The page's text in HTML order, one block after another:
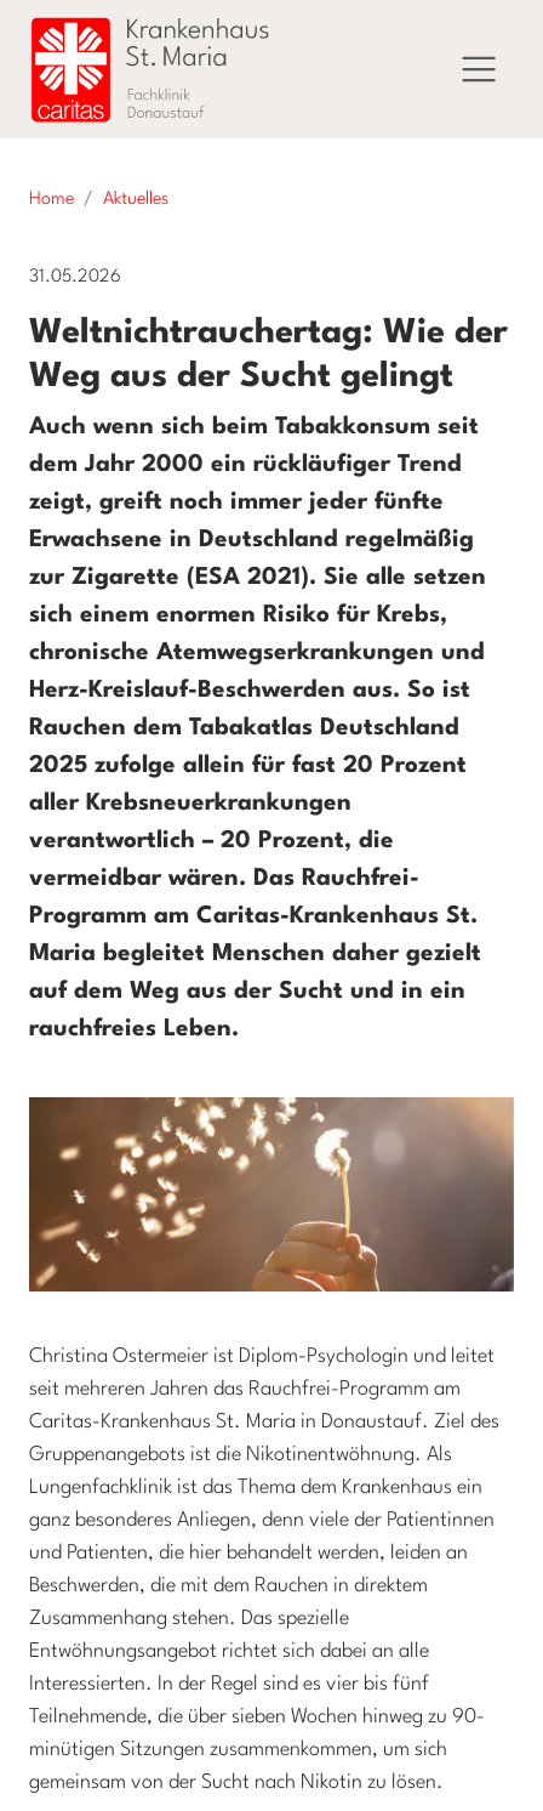
Home Aktuelles
31.05.2026
Weltnichtrauchertag: Wie der
Weg aus der Sucht gelingt
Auch wenn sich beim Tabakkonsum seit
dem Jahr 2000 ein rückläufiger Trend
zeigt, greift noch immer jeder fünfte
Erwachsene in Deutschland regelmäßig
zur Zigarette (ESA 2021). Sie alle setzen
sich einem enormen Risiko für Krebs,
chronische Atemwegserkrankungen und
Herz-Kreislauf-Beschwerden aus. So ist
Rauchen dem Tabakatlas Deutschland
2025 zufolge allein für fast 20 Prozent
aller Krebsneuerkrankungen
verantwortlich – 20 Prozent, die
vermeidbar wären. Das Rauchfrei-
Programm am Caritas-Krankenhaus St.
Maria begleitet Menschen daher gezielt
auf dem Weg aus der Sucht und in ein
rauchfreies Leben.
Christina Ostermeier ist Diplom-Psychologin und leitet
seit mehreren Jahren das Rauchfrei-Programm am
Caritas-Krankenhaus St. Maria in Donaustauf. Ziel des
Gruppenangebots ist die Nikotinentwöhnung. Als
Lungenfachklinik ist das Thema dem Krankenhaus ein
ganz besonderes Anliegen, denn viele der Patientinnen
und Patienten, die hier behandelt werden, leiden an
Beschwerden, die mit dem Rauchen in direktem
Zusammenhang stehen. Das spezielle
Entwöhnungsangebot richtet sich dabei an alle
Interessierten. In der Regel sind es vier bis fünf
Teilnehmende, die über sieben Wochen hinweg zu 90-
minütigen Sitzungen zusammenkommen, um sich
gemeinsam von der Sucht nach Nikotin zu lösen.